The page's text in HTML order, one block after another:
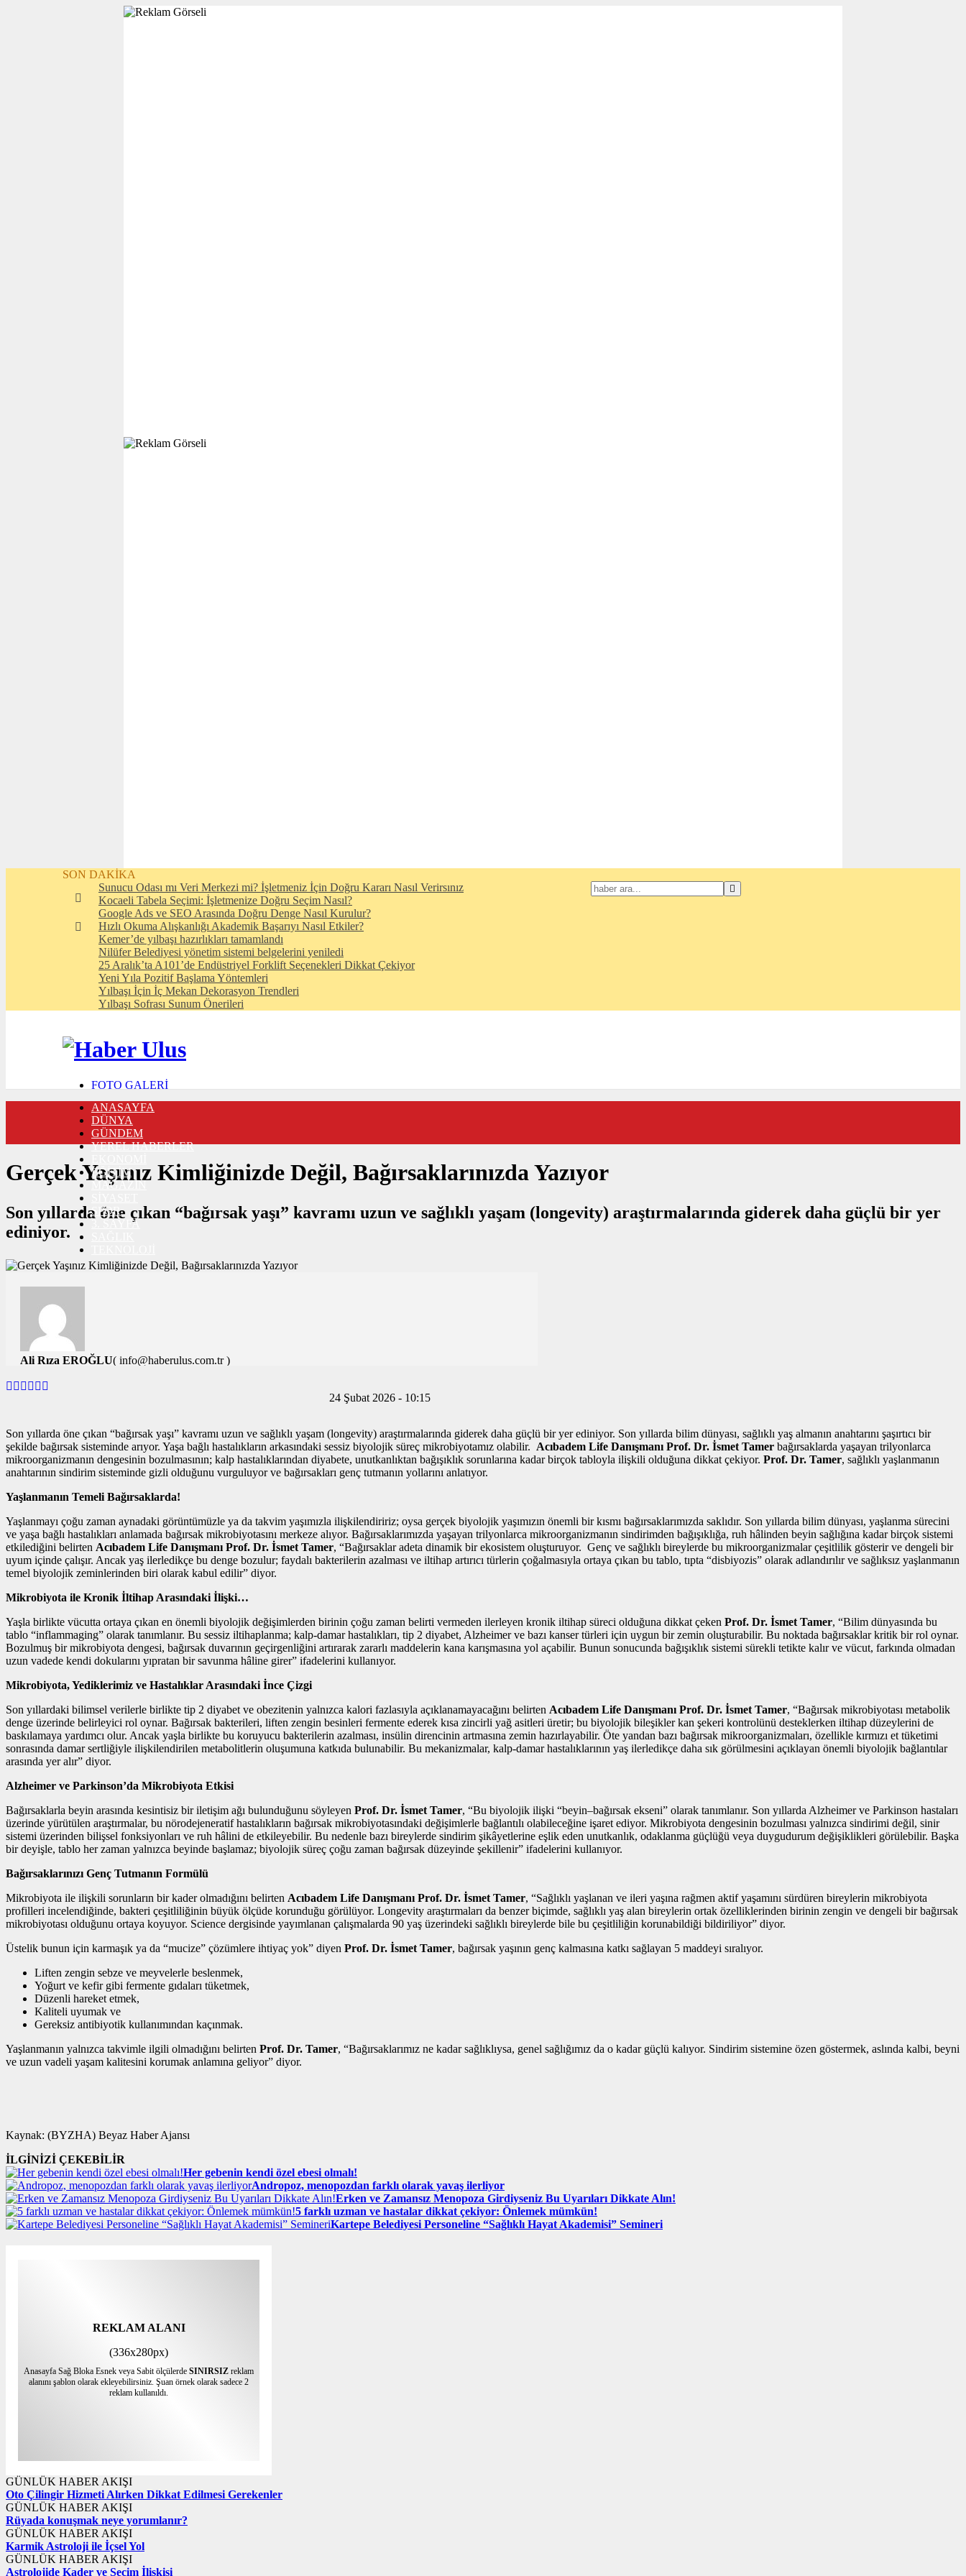
SON DAKİKA
Sunucu Odası mı Veri Merkezi mi? İşletmeniz İçin Doğru Kararı Nasıl Verirsınız
Kocaeli Tabela Seçimi: İşletmenize Doğru Seçim Nasıl?
Google Ads ve SEO Arasında Doğru Denge Nasıl Kurulur?
Hızlı Okuma Alışkanlığı Akademik Başarıyı Nasıl Etkiler?
Kemer’de yılbaşı hazırlıkları tamamlandı
Nilüfer Belediyesi yönetim sistemi belgelerini yeniledi
25 Aralık’ta A101’de Endüstriyel Forklift Seçenekleri Dikkat Çekiyor
Yeni Yıla Pozitif Başlama Yöntemleri
Yılbaşı İçin İç Mekan Dekorasyon Trendleri
Yılbaşı Sofrası Sunum Önerileri
FOTO GALERİ
TRAFİK DURUMU
NÖBETÇİ ECZANELER
CANLI SONUÇLAR
BURÇLAR
İLETİŞİM
ANASAYFA
DÜNYA
GÜNDEM
YEREL HABERLER
EĞİTİM
MAGAZİN
SPOR
3. SAYFA
Gerçek Yaşınız Kimliğinizde Değil, Bağırsaklarınızda Yazıyor
Son yıllarda öne çıkan “bağırsak yaşı” kavramı uzun ve sağlıklı yaşam (longevity) araştırmalarında giderek daha güçlü bir yer
ediniyor.
Ali Rıza EROĞLU( info@haberulus.com.tr )
24 Şubat 2026 - 10:15
Son yıllarda öne çıkan “bağırsak yaşı” kavramı uzun ve sağlıklı yaşam (longevity) araştırmalarında giderek daha güçlü bir yer ediniyor. Son yıllarda bilim dünyası, sağlıklı yaş almanın anahtarını şaşırtıcı bir
şekilde bağırsak sisteminde arıyor. Yaşa bağlı hastalıkların arkasındaki sessiz biyolojik süreç mikrobiyotamız olabilir. Acıbadem Life Danışmanı Prof. Dr. İsmet Tamer bağırsaklarda yaşayan trilyonlarca
mikroorganizmanın dengesinin bozulmasının; kalp hastalıklarından diyabete, unutkanlıktan bağışıklık sorunlarına kadar birçok tabloyla ilişkili olduğuna dikkat çekiyor. Prof. Dr. Tamer, sağlıklı yaşlanmanın
anahtarının sindirim sisteminde gizli olduğunu vurguluyor ve bağırsakları genç tutmanın yollarını anlatıyor.
Yaşlanmanın Temeli Bağırsaklarda!
Yaşlanmayı çoğu zaman aynadaki görüntümüzle ya da takvim yaşımızla ilişkilendiririz; oysa gerçek biyolojik yaşımızın önemli bir kısmı bağırsaklarımızda saklıdır. Son yıllarda bilim dünyası, yaşlanma sürecini
ve yaşa bağlı hastalıkları anlamada bağırsak mikrobiyotasını merkeze alıyor. Bağırsaklarımızda yaşayan trilyonlarca mikroorganizmanın sindirimden bağışıklığa, ruh hâlinden beyin sağlığına kadar birçok sistemi
etkilediğini belirten Acıbadem Life Danışmanı Prof. Dr. İsmet Tamer, “Bağırsaklar adeta dinamik bir ekosistem oluşturuyor. Genç ve sağlıklı bireylerde bu mikroorganizmalar çeşitlilik gösterir ve dengeli bir
uyum içinde çalışır. Ancak yaş ilerledikçe bu denge bozulur; faydalı bakterilerin azalması ve iltihap artırıcı türlerin çoğalmasıyla ortaya çıkan bu tablo, tıpta “disbiyozis” olarak adlandırılır ve sağlıksız yaşlanmanın
temel biyolojik zeminlerinden biri olarak kabul edilir” diyor.
Mikrobiyota ile Kronik İltihap Arasındaki İlişki…
Yaşla birlikte vücutta ortaya çıkan en önemli biyolojik değişimlerden birinin çoğu zaman belirti vermeden ilerleyen kronik iltihap süreci olduğuna dikkat çeken Prof. Dr. İsmet Tamer, “Bilim dünyasında bu
tablo “inflammaging” olarak tanımlanır. Bu sessiz iltihaplanma; kalp-damar hastalıkları, tip 2 diyabet, Alzheimer ve bazı kanser türleri için uygun bir zemin oluşturabilir. Bu noktada bağırsaklar kritik bir rol oynar.
Bozulmuş bir mikrobiyota dengesi, bağırsak duvarının geçirgenliğini artırarak zararlı maddelerin kana karışmasına yol açabilir. Bunun sonucunda bağışıklık sistemi sürekli tetikte kalır ve vücut, farkında olmadan
uzun vadede kendi dokularını yıpratan bir savunma hâline girer” ifadelerini kullanıyor.
Mikrobiyota, Yediklerimiz ve Hastalıklar Arasındaki İnce Çizgi
Son yıllardaki bilimsel verilerle birlikte tip 2 diyabet ve obezitenin yalnızca kalori fazlasıyla açıklanamayacağını belirten Acıbadem Life Danışmanı Prof. Dr. İsmet Tamer, “Bağırsak mikrobiyotası metabolik
denge üzerinde belirleyici rol oynar. Bağırsak bakterileri, liften zengin besinleri fermente ederek kısa zincirli yağ asitleri üretir; bu biyolojik bileşikler kan şekeri kontrolünü desteklerken iltihap düzeylerini de
baskılamaya yardımcı olur. Ancak yaşla birlikte bu koruyucu bakterilerin azalması, insülin direncinin artmasına zemin hazırlayabilir. Öte yandan bazı bağırsak mikroorganizmaları, özellikle kırmızı et tüketimi
sonrasında damar sertliğiyle ilişkilendirilen metabolitlerin oluşumuna katkıda bulunabilir. Bu mekanizmalar, kalp-damar hastalıklarının yaş ilerledikçe daha sık görülmesini açıklayan önemli biyolojik bağlantılar
arasında yer alır” diyor.
Alzheimer ve Parkinson’da Mikrobiyota Etkisi
Bağırsaklarla beyin arasında kesintisiz bir iletişim ağı bulunduğunu söyleyen Prof. Dr. İsmet Tamer, “Bu biyolojik ilişki “beyin–bağırsak ekseni” olarak tanımlanır. Son yıllarda Alzheimer ve Parkinson hastaları
üzerinde yürütülen araştırmalar, bu nörodejeneratif hastalıkların bağırsak mikrobiyotasındaki değişimlerle bağlantılı olabileceğine işaret ediyor. Mikrobiyota dengesinin bozulması yalnızca sindirimi değil, sinir
sistemi üzerinden bilişsel fonksiyonları ve ruh hâlini de etkileyebilir. Bu nedenle bazı bireylerde sindirim şikâyetlerine eşlik eden unutkanlık, odaklanma güçlüğü veya duygudurum değişiklikleri görülebilir. Başka
bir deyişle, tablo her zaman yalnızca beyinde başlamaz; biyolojik süreç çoğu zaman bağırsak düzeyinde şekillenir” ifadelerini kullanıyor.
Bağırsaklarınızı Genç Tutmanın Formülü
Mikrobiyota ile ilişkili sorunların bir kader olmadığını belirten Acıbadem Life Danışmanı Prof. Dr. İsmet Tamer, “Sağlıklı yaşlanan ve ileri yaşına rağmen aktif yaşamını sürdüren bireylerin mikrobiyota
profilleri incelendiğinde, bakteri çeşitliliğinin büyük ölçüde korunduğu görülüyor. Longevity araştırmaları da benzer biçimde, sağlıklı yaş alan bireylerin ortak özelliklerinden birinin zengin ve dengeli bir bağırsak
mikrobiyotası olduğunu ortaya koyuyor. Science dergisinde yayımlanan çalışmalarda 90 yaş üzerindeki sağlıklı bireylerde bile bu çeşitliliğin korunabildiği bildiriliyor” diyor.
Üstelik bunun için karmaşık ya da “mucize” çözümlere ihtiyaç yok” diyen Prof. Dr. İsmet Tamer, bağırsak yaşının genç kalmasına katkı sağlayan 5 maddeyi sıralıyor.
Liften zengin sebze ve meyvelerle beslenmek,
Yoğurt ve kefir gibi fermente gıdaları tüketmek,
Düzenli hareket etmek,
Kaliteli uyumak ve
Gereksiz antibiyotik kullanımından kaçınmak.
Yaşlanmanın yalnızca takvimle ilgili olmadığını belirten Prof. Dr. Tamer, “Bağırsaklarımız ne kadar sağlıklıysa, genel sağlığımız da o kadar güçlü kalıyor. Sindirim sistemine özen göstermek, aslında kalbi, beyni
ve uzun vadeli yaşam kalitesini korumak anlamına geliyor” diyor.
Kaynak: (BYZHA) Beyaz Haber Ajansı
İLGİNİZİ ÇEKEBİLİR
Her gebenin kendi özel ebesi olmalı!
Andropoz, menopozdan farklı olarak yavaş ilerliyor
Erken ve Zamansız Menopoza Girdiyseniz Bu Uyarıları Dikkate Alın!
5 farklı uzman ve hastalar dikkat çekiyor: Önlemek mümkün!
Kartepe Belediyesi Personeline “Sağlıklı Hayat Akademisi” Semineri
REKLAM ALANI
(336x280px)
Anasayfa Sağ Bloka Esnek veya Sabit ölçülerde SINIRSIZ reklam
alanını şablon olarak ekleyebilirsiniz. Şuan örnek olarak sadece 2
reklam kullanıldı.
GÜNLÜK HABER AKIŞI
Oto Çilingir Hizmeti Alırken Dikkat Edilmesi Gerekenler
GÜNLÜK HABER AKIŞI
Rüyada konuşmak neye yorumlanır?
GÜNLÜK HABER AKIŞI
Karmik Astroloji ile İçsel Yol
GÜNLÜK HABER AKIŞI
Astrolojide Kader ve Seçim İlişkisi